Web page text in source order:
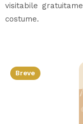
visitabile
costume.
Breve